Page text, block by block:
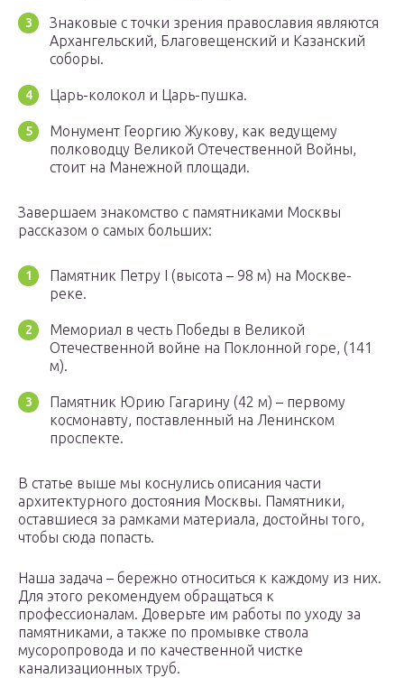
Знаковые с точки зрения православия являются
Архангельский, Благовещенский и Казанский
соборы.
Царь-колокол и Царь-пушка.
Монумент Георгию Жукову, как ведущему
полководцу Великой Отечественной Войны,
стоит на Манежной площади.
Завершаем знакомство с памятниками Москвы
рассказом о самых больших:
Памятник Петру I (высота – 98 м) на Москве-
реке.
Мемориал в честь Победы в Великой
Отечественной войне на Поклонной горе, (141
м).
Памятник Юрию Гагарину (42 м) – первому
космонавту, поставленный на Ленинском
проспекте.
В статье выше мы коснулись описания части
архитектурного достояния Москвы. Памятники,
оставшиеся за рамками материала, достойны того,
чтобы сюда попасть.
Наша задача – бережно относиться к каждому из них.
Для этого рекомендуем обращаться к
профессионалам. Доверьте им работы по уходу за
памятниками, а также по промывке ствола
мусоропровода и по качественной чистке
канализационных труб.